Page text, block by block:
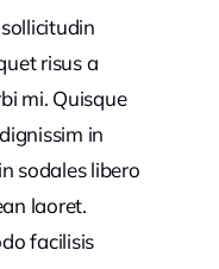
risus a
mi. Quisque
in
sodales libero
laoret.
facilisis